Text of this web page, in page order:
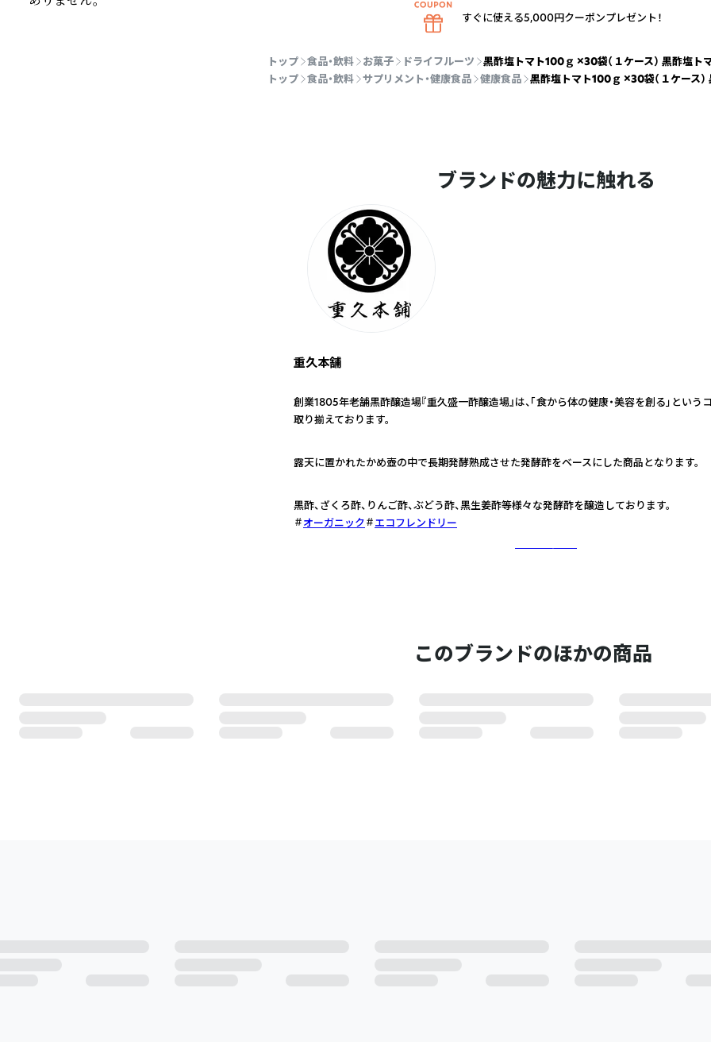
トップ 食品・飲料 お菓子 ドライフルーツ
黒酢塩トマト100ｇ ×30袋（１ケース） 黒酢塩ト
トップ
食品・飲料 サプリメント・健康食品 健康食品 黒酢塩トマト100ｇ ×30袋（１ケース
ブランドの魅力に触れる
重久本舗
創業1805年老舗黒酢醸造場『重久盛一酢醸造場』は、「食から体の健康・美容を創る」という
取り揃えております。
露天に置かれたかめ壺の中で長期発酵熟成させた発酵酢をベースにした商品となります。
黒酢、ざくろ酢、りんご酢、ぶどう酢、黒生姜酢等様々な発酵酢を醸造しております。
オーガニック
エコフレンドリー
このブランドのほかの商品
すぐに使える5,000円クーポンプレゼント！